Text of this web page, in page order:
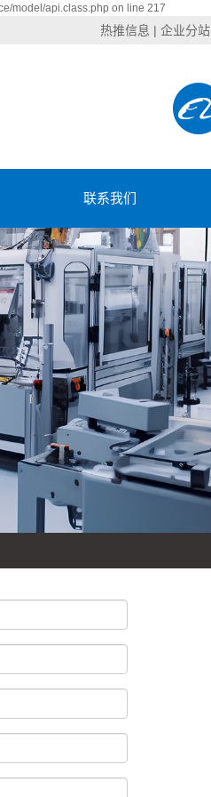
model/api.class.php on line 217
热推信息 |企业分站
联系我们